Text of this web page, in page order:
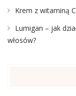
Krem z witaminą
Lumigan – jak
włosów?